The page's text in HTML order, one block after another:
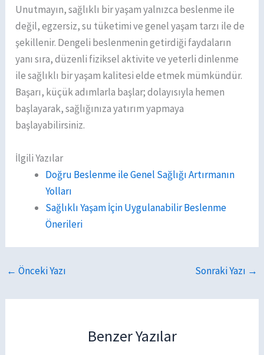
Unutmayın, sağlıklı bir yaşam yalnızca beslenme ile
değil, egzersiz, su tüketimi ve genel yaşam tarzı ile de
şekillenir. Dengeli beslenmenin getirdiği faydaların
yanı sıra, düzenli fiziksel aktivite ve yeterli dinlenme
ile sağlıklı bir yaşam kalitesi elde etmek mümkündür.
Başarı, küçük adımlarla başlar; dolayısıyla hemen
başlayarak, sağlığınıza yatırım yapmaya
başlayabilirsiniz.
İlgili Yazılar
Doğru Beslenme ile Genel Sağlığı Artırmanın
Yolları
Sağlıklı Yaşam İçin Uygulanabilir Beslenme
Önerileri
← Önceki Yazı Sonraki Yazı →
Benzer Yazılar